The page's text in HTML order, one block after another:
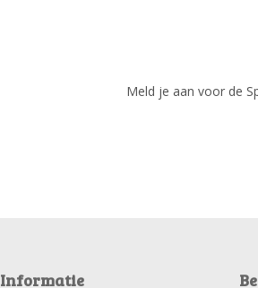
Meld je aan voor de
Informatie